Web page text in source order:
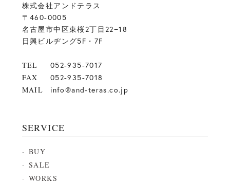
株式会社アンドテラス
〒460-0005
名古屋市中区東桜2丁目22−18
日興ビルヂング5F・7F
TEL 052-935-7017
FAX 052-935-7018
MAIL info@and-teras.co.jp
SERVICE
BUY
SALE
WORKS